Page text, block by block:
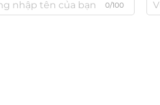
0/100